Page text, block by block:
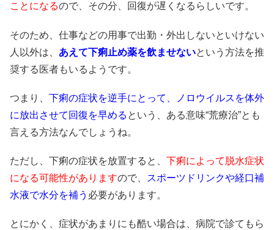
ことになるので、その分、回復が遅くなるらしいです。
そのため、仕事などの用事で出勤・外出しないといけない
人以外は、 あえて下痢止め薬を飲ませないという方法を推
奨する医者もいるようです。
つまり、 下痢の症状を逆手にとって、
ノロウイルスを体外
に放出させて 回復を早める という、ある意味“荒療治”とも
言える方法なんでしょうね。
ただし、下痢の症状を放置すると、 下痢によって脱水症状
になる可能性がありますので、 スポーツドリンクや経口補
水液で水分を補う 必要があります。
とにかく、症状があまりにも酷い場合は、病院で診てもら